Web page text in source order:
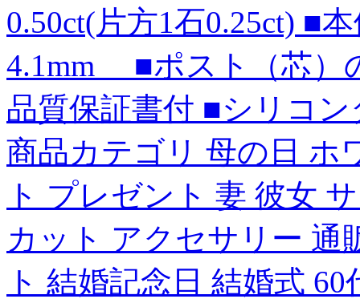
0.50ct(片方1石0.25ct) ■
4.1mm ■ポスト（芯）
品質保証書付 ■シリコ
商品カテゴリ 母の日 ホ
ト プレゼント 妻 彼女
カット アクセサリー 通
ト 結婚記念日 結婚式